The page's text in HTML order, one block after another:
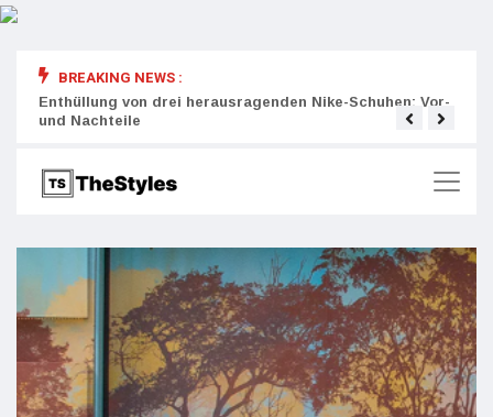
BREAKING NEWS :
Enthüllung von drei herausragenden Nike-Schuhen: Vor-
und Nachteile